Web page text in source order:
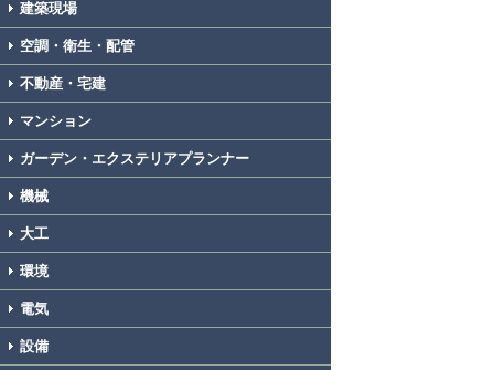
建築現場
空調・衛生・配管
不動産・宅建
マンション
ガーデン・エクステリアプランナー
機械
大工
環境
電気
設備